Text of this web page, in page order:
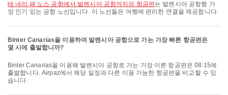
테 네리 페 노스 공항에서 발렌시아 공항까지의 항공편 는 발렌시아 공항행 가
장 인기 있는 공항 노선입니다. 이 노선들은 여행에 편리한 연결을 제공합니다.
Binter Canarias을 이용하여 발렌시아 공항으로 가는 가장 빠른 항공편은
몇 시에 출발합니까?
Binter Canarias을 이용해 발렌시아 공항로 가는 가장 이른 항공편은 08:15에
출발합니다. Airpaz에서 해당 일정과 다른 이용 가능한 항공편을 비교할 수 있
습니다.